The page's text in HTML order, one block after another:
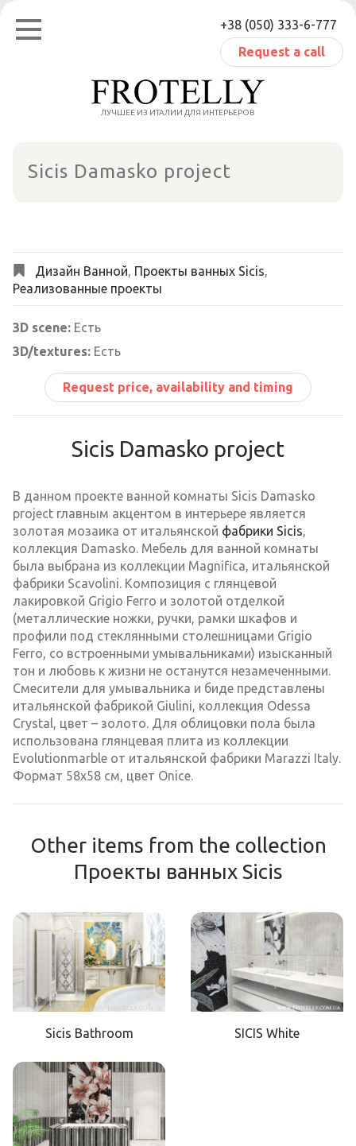
Skip
content
+38 (050) 333-6-777
Request a call
ЛУЧШЕЕ ИЗ ИТАЛИИ ДЛЯ ИНТЕРЬЕРОВ
Sicis Damasko project
Дизайн Ванной, Проекты ванных Sicis,
Реализованные проекты
3D scene: Есть
3D/textures: Есть
Request price, availability and timing
Sicis Damasko project
В данном проекте ванной комнаты Sicis Damasko
project главным акцентом в интерьере является
золотая мозаика от итальянской фабрики Sicis,
коллекция Damasko. Мебель для ванной комнаты
была выбрана из коллекции Magnifica, итальянской
фабрики Scavolini. Композиция с глянцевой
лакировкой Grigio Ferro и золотой отделкой
(металлические ножки, ручки, рамки шкафов и
профили под стеклянными столешницами Grigio
Ferro, со встроенными умывальниками) изысканный
тон и любовь к жизни не останутся незамеченными.
Смесители для умывальника и биде представлены
итальянской фабрикой Giulini, коллекция Odessa
Crystal, цвет – золото. Для облицовки пола была
использована глянцевая плита из коллекции
Evolutionmarble от итальянской фабрики Marazzi Italy.
Формат 58х58 см, цвет Onice.
Other items from the collection
Проекты ванных Sicis
Sicis Bathroom SICIS White